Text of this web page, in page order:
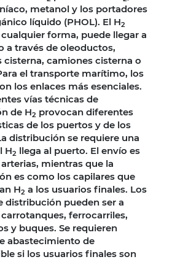
metanol y los portadores
líquido (PHOL). El H2
forma, puede llegar a
a través de oleoductos,
cisterna, camiones cisterna o
el transporte marítimo, los
los enlaces más esenciales.
vías técnicas de
de H2 provocan diferentes
de los puertos y de los
distribución se requiere una
H2 llega al puerto. El envío es
mientras que la
es como los capilares que
H2 a los usuarios finales. Los
distribución pueden ser a
ferrocarriles,
y buques. Se requieren
abastecimiento de
si los usuarios finales son